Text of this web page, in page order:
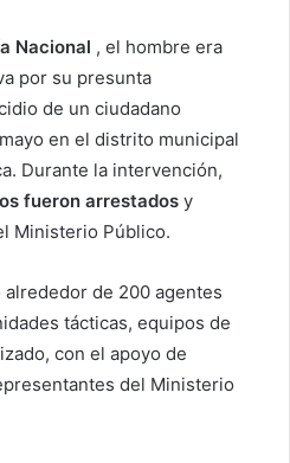
Nacional , el hombre era
por su presunta
de un ciudadano
en el distrito municipal
Durante la intervención,
fueron arrestados y
Ministerio Público.
de 200 agentes
tácticas, equipos de
con el apoyo de
del Ministerio